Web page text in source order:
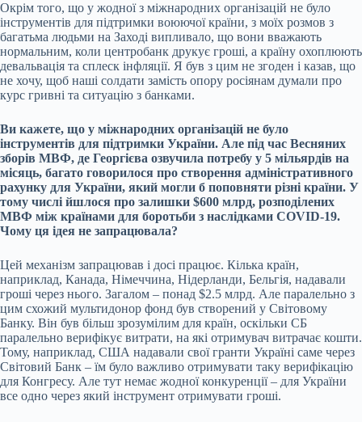
Окрім того, що у жодної з міжнародних організацій не було
інструментів для підтримки воюючої країни, з моїх розмов з
багатьма людьми на Заході випливало, що вони вважають
нормальним, коли центробанк друкує гроші, а країну охоплюють
девальвація та сплеск інфляції. Я був з цим не згоден і казав, що
не хочу, щоб наші солдати замість опору росіянам думали про
курс гривні та ситуацію з банками.
Ви кажете, що у міжнародних організацій не було
інструментів для підтримки України. Але під час Весняних
зборів МВФ, де Георгієва озвучила потребу у 5 мільярдів на
місяць, багато говорилося про створення адміністративного
рахунку для України, який могли б поповняти різні країни. У
тому числі йшлося про залишки $600 млрд, розподілених
МВФ між країнами для боротьби з наслідками COVID-19.
Чому ця ідея не запрацювала?
Цей механізм запрацював і досі працює. Кілька країн,
наприклад, Канада, Німеччина, Нідерланди, Бельгія, надавали
гроші через нього. Загалом – понад $2.5 млрд. Але паралельно з
цим схожий мультидонор фонд був створений у Світовому
Банку. Він був більш зрозумілим для країн, оскільки СБ
паралельно верифікує витрати, на які отримувач витрачає кошти.
Тому, наприклад, США надавали свої гранти Україні саме через
Світовий Банк – їм було важливо отримувати таку верифікацію
для Конгресу. Але тут немає жодної конкуренції – для України
все одно через який інструмент отримувати гроші.